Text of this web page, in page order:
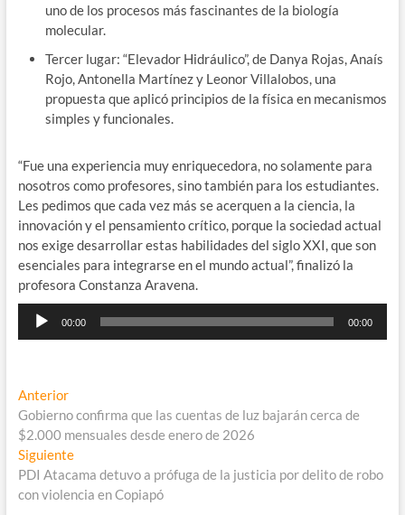
uno de los procesos más fascinantes de la biología
molecular.
Tercer lugar: “Elevador Hidráulico”, de Danya Rojas, Anaís
Rojo, Antonella Martínez y Leonor Villalobos, una
propuesta que aplicó principios de la física en mecanismos
simples y funcionales.
“Fue una experiencia muy enriquecedora, no solamente para
nosotros como profesores, sino también para los estudiantes.
Les pedimos que cada vez más se acerquen a la ciencia, la
innovación y el pensamiento crítico, porque la sociedad actual
nos exige desarrollar estas habilidades del siglo XXI, que son
esenciales para integrarse en el mundo actual”, finalizó la
profesora Constanza Aravena.
Reproductor
00:00 00:00
Navegación
de
entradas
AnteriorEntrada
anterior:
Gobierno confirma que las cuentas de luz bajarán cerca de
$2.000 mensuales desde enero de 2026
SiguienteEntrada
siguiente:
PDI Atacama detuvo a prófuga de la justicia por delito de robo
con violencia en Copiapó